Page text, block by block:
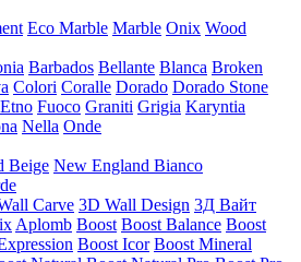
Eco Marble Marble Onix Wood
Barbados Bellante Blanca Broken
Colori Coralle Dorado Dorado Stone
Etno Fuoco Graniti Grigia Karyntia
Nella Onde
Beige New England Bianco
Carve 3D Wall Design 3Д Вайт
Aplomb Boost Boost Balance Boost
Boost Icor Boost Mineral